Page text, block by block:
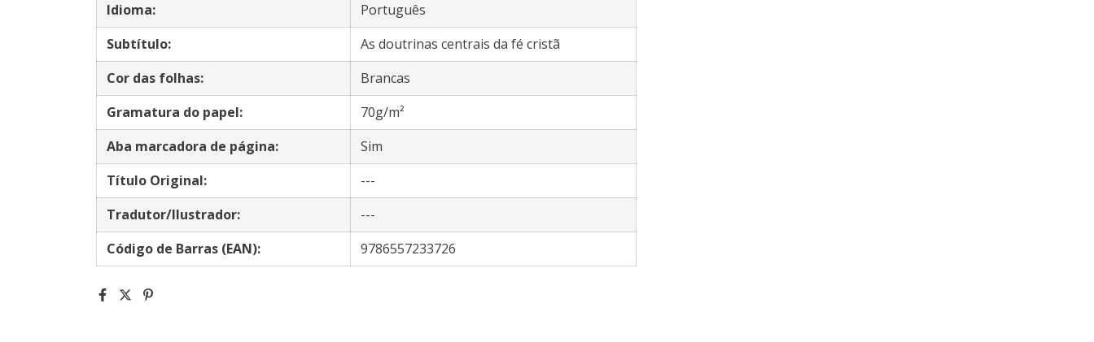
Idioma:
Português
Subtítulo:
As doutrinas centrais da fé cristã
Cor das folhas:
Brancas
Gramatura do papel:
70g/m²
Aba marcadora de página:
Sim
Título Original:
---
Tradutor/Ilustrador:
---
Código de Barras (EAN):
9786557233726